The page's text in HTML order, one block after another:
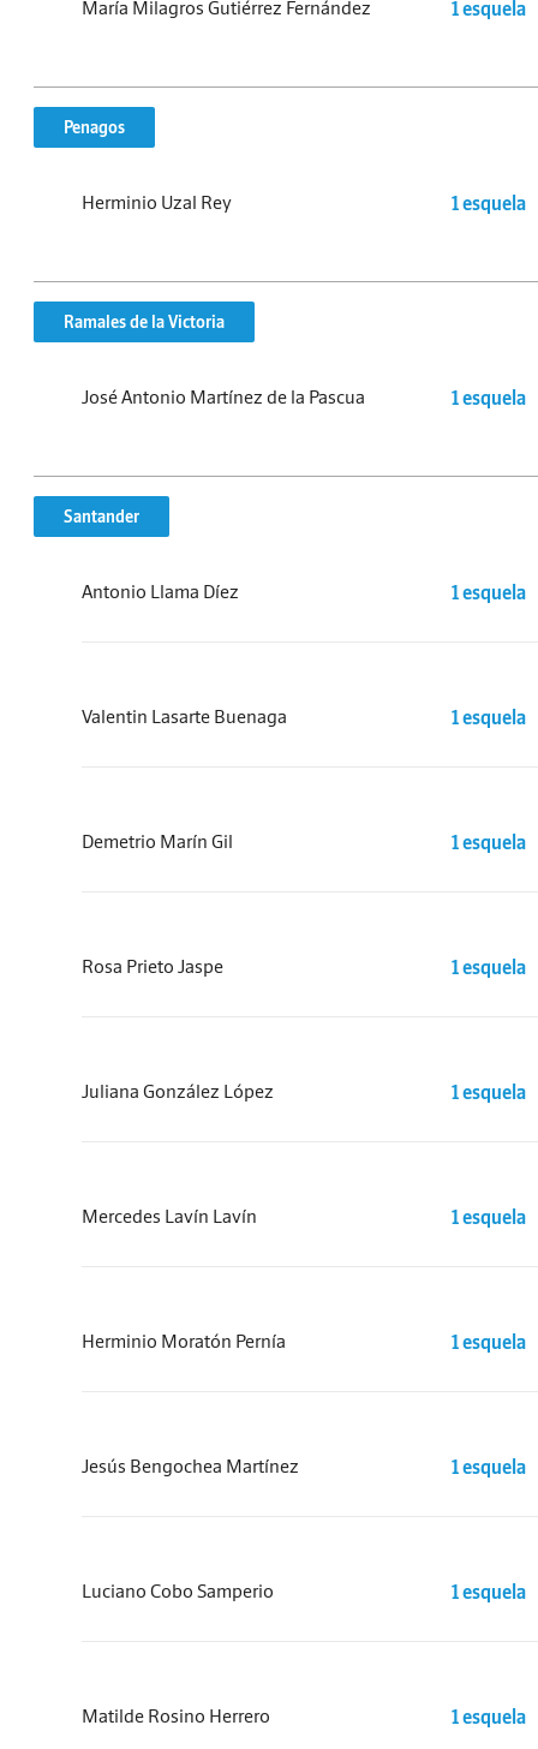
María Milagros Gutiérrez Fernández 1 esquela
Penagos
Herminio Uzal Rey 1 esquela
Ramales de la Victoria
José Antonio Martínez de la Pascua 1 esquela
Santander
Antonio Llama Díez 1 esquela
Valentin Lasarte Buenaga 1 esquela
Demetrio Marín Gil 1 esquela
Rosa Prieto Jaspe 1 esquela
Juliana González López 1 esquela
Mercedes Lavín Lavín 1 esquela
Herminio Moratón Pernía 1 esquela
Jesús Bengochea Martínez 1 esquela
Luciano Cobo Samperio 1 esquela
Matilde Rosino Herrero 1 esquela